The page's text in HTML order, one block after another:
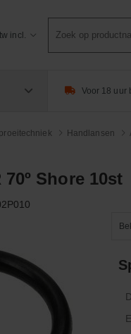
incl.
zoeken
Voor 18 uur
Handlansen
Shore 10st